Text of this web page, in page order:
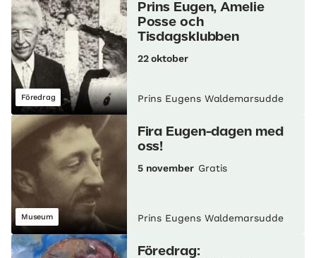
Föredrag
Prins Eugen, Amelie
Posse och
Tisdagsklubben
22 oktober
Prins Eugens Waldemarsudde
Museum
Fira Eugen-dagen med
oss!
5 november Gratis
Prins Eugens Waldemarsudde
Föredrag: